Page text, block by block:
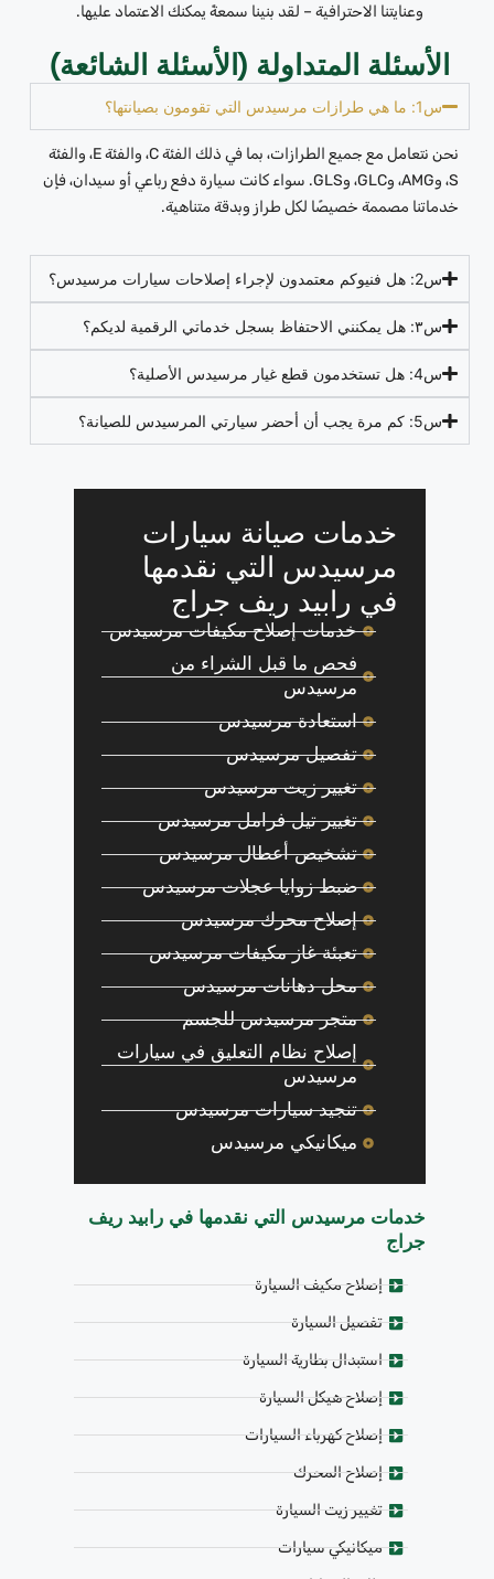
وعنايتنا الاحترافية – لقد بنينا سمعةً يمكنك الاعتماد عليها.
الأسئلة المتداولة (الأسئلة الشائعة)
س1: ما هي طرازات مرسيدس التي تقومون بصيانتها؟
نحن نتعامل مع جميع الطرازات، بما في ذلك الفئة C، والفئة E، والفئة
S، وAMG، وGLC، وGLS. سواء كانت سيارة دفع رباعي أو سيدان، فإن
خدماتنا مصممة خصيصًا لكل طراز وبدقة متناهية.
س2: هل فنيوكم معتمدون لإجراء إصلاحات سيارات مرسيدس؟
س٣: هل يمكنني الاحتفاظ بسجل خدماتي الرقمية لديكم؟
س4: هل تستخدمون قطع غيار مرسيدس الأصلية؟
س5: كم مرة يجب أن أحضر سيارتي المرسيدس للصيانة؟
خدمات صيانة سيارات
مرسيدس التي نقدمها
في رابيد ريف جراج
خدمات إصلاح مكيفات مرسيدس
فحص ما قبل الشراء من
مرسيدس
استعادة مرسيدس
تفصيل مرسيدس
تغيير زيت مرسيدس
تغيير تيل فرامل مرسيدس
تشخيص أعطال مرسيدس
ضبط زوايا عجلات مرسيدس
إصلاح محرك مرسيدس
تعبئة غاز مكيفات مرسيدس
محل دهانات مرسيدس
متجر مرسيدس للجسم
إصلاح نظام التعليق في سيارات
مرسيدس
تنجيد سيارات مرسيدس
ميكانيكي مرسيدس
خدمات مرسيدس التي نقدمها في رابيد ريف
جراج
إصلاح مكيف السيارة
تفصيل السيارة
استبدال بطارية السيارة
إصلاح هيكل السيارة
إصلاح كهرباء السيارات
إصلاح المحرك
تغيير زيت السيارة
ميكانيكي سيارات